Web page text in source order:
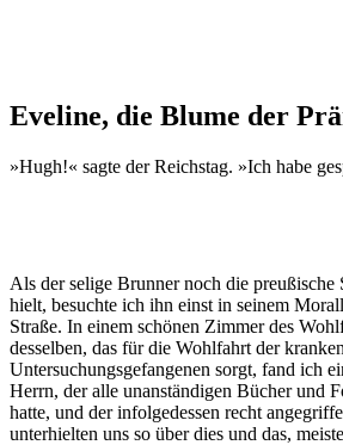
Eveline, die Blume der
»Hugh!« sagte der Reichstag. »Ich habe
Als der selige Brunner noch die
hielt, besuchte ich ihn einst in seinem
Straße. In einem schönen Zimmer des
desselben, das für die Wohlfahrt der kranken
Untersuchungsgefangenen sorgt, fand ich
Herrn, der alle unanständigen Bücher und
hatte, und der infolgedessen recht
unterhielten uns so über dies und das,